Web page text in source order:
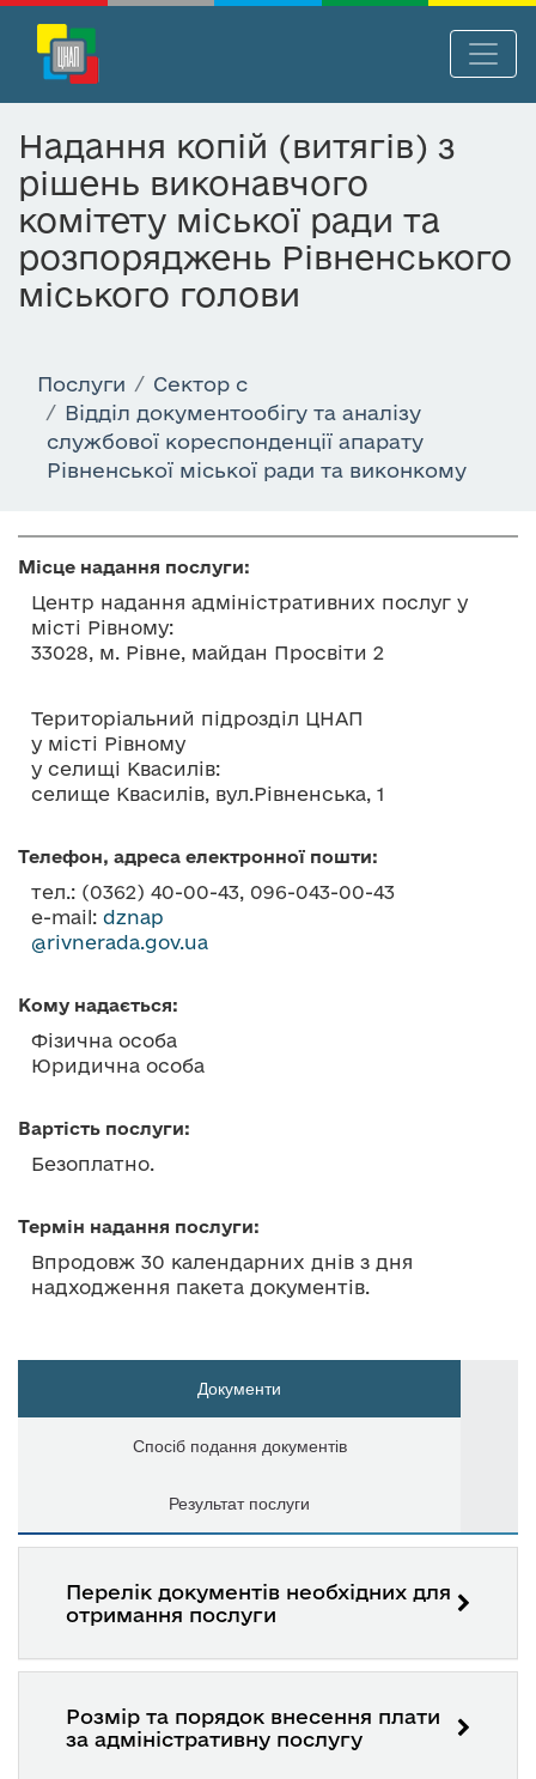
е
й
т
и
д
о
в
м
Послуги
Сектор c
Відділ документообігу та аналізу
службової кореспонденції апарату
Рівненської міської ради та виконкому
Надання копій (витягів) з
рішень виконавчого
комітету міської ради та
розпоряджень Рівненського
міського голови
Місце надання послуги:
Центр надання адміністративних послуг у
місті Рівному:
33028, м. Рівне, майдан Просвіти 2
Територіальний підрозділ ЦНАП
у місті Рівному
у селищі Квасилів:
селище Квасилів, вул.Рівненська, 1
Телефон, адреса електронної пошти:
тел.: (0362) 40-00-43, 096-043-00-43
e-mail: dznap
@rivnerada.gov.ua
Кому надається:
Фізична особа
Юридична особа
Вартість послуги:
Безоплатно.
Термін надання послуги:
Впродовж 30 календарних днів з дня
надходження пакета документів.
Документи
Спосіб подання документів
Результат послуги
Перелік документів необхідних для
отримання послуги
Розмір та порядок внесення плати
за адміністративну послугу